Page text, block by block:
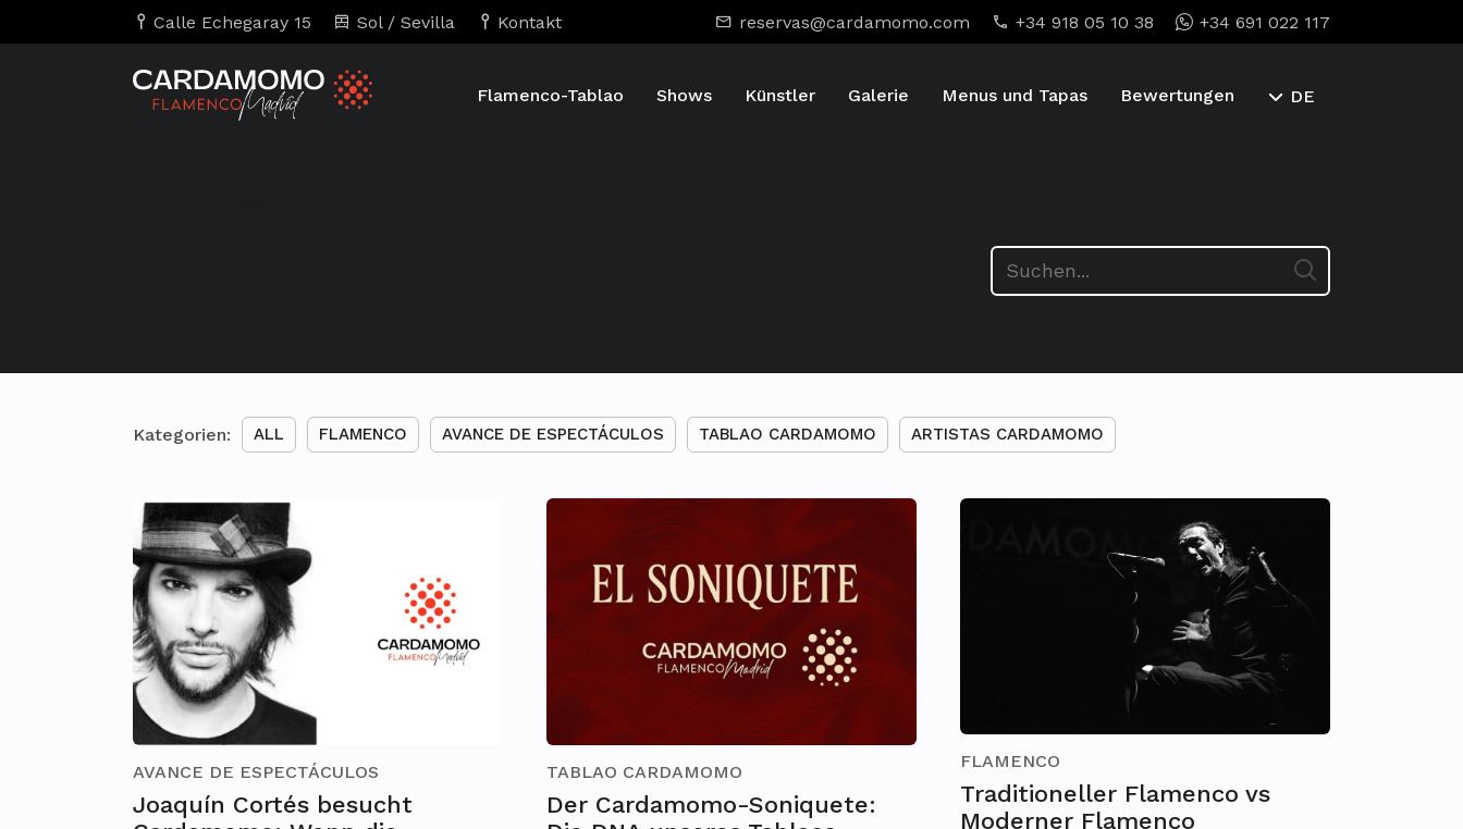
Calle Echegaray 15 Sol / Sevilla Kontakt reservas@cardamomo.com +34 918 05 10 38 +34 691 022 117
Flamenco-Tablao Shows Künstler Galerie Menus und Tapas Bewertungen DE
Kategorien: ALL FLAMENCO AVANCE DE ESPECTÁCULOS TABLAO CARDAMOMO ARTISTAS CARDAMOMO
AVANCE DE ESPECTÁCULOS
Joaquín Cortés besucht
TABLAO CARDAMOMO
Der Cardamomo-Soniquete:
FLAMENCO
Traditioneller Flamenco vs
Moderner Flamenco